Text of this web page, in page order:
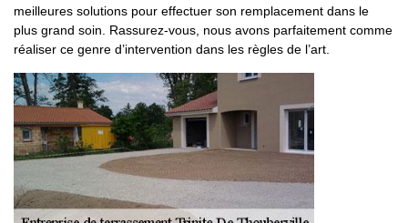
meilleures solutions pour effectuer son remplacement dans le
plus grand soin. Rassurez-vous, nous avons parfaitement comme
réaliser ce genre d’intervention dans les règles de l’art.